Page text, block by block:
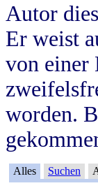
Autor
Er weist
von einer
worden.
Alles Suchen